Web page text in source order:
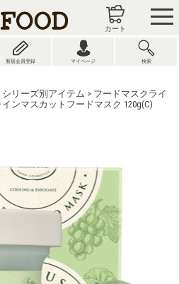
カート
新規会員登録 マイページ 検索
シリーズ別アイテム > フードマスクライ
ンマスカットフードマスク 120g(C)